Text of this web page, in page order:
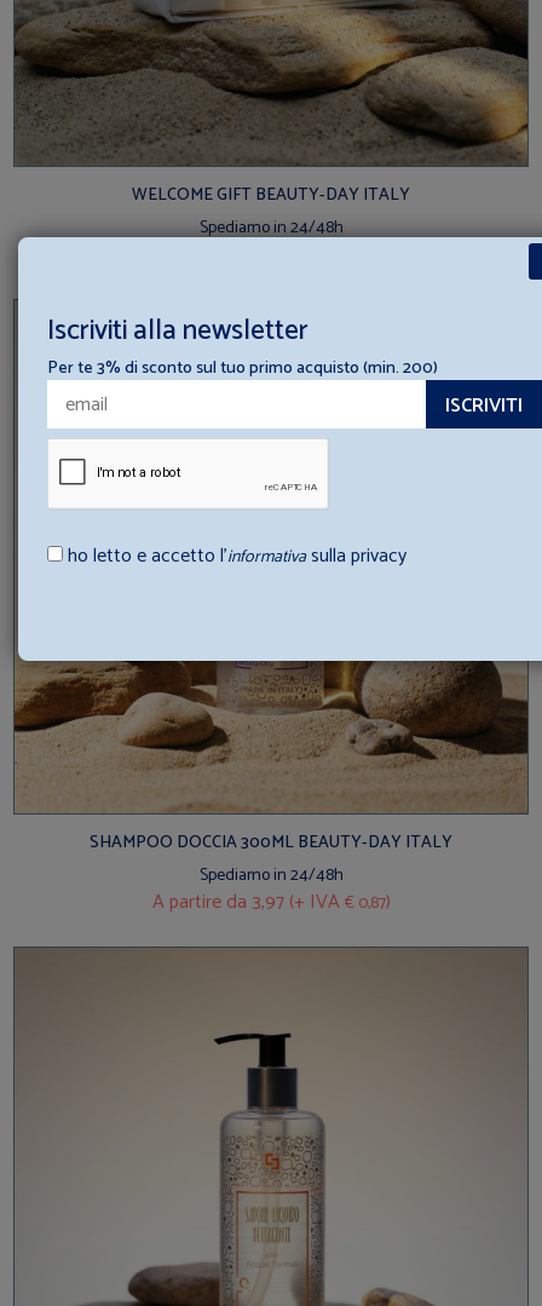
WELCOME GIFT BEAUTY-DAY ITALY
Spediamo in 24/48h
SHAMPOO DOCCIA 300ML BEAUTY-DAY ITALY
Spediamo in 24/48h
A partire da 3,97 (+ IVA€ 0,87)
Iscriviti alla newsletter
Per te 3% di sconto sul tuo primo acquisto (min. 200)
ho letto e accetto l’informativasulla privacy